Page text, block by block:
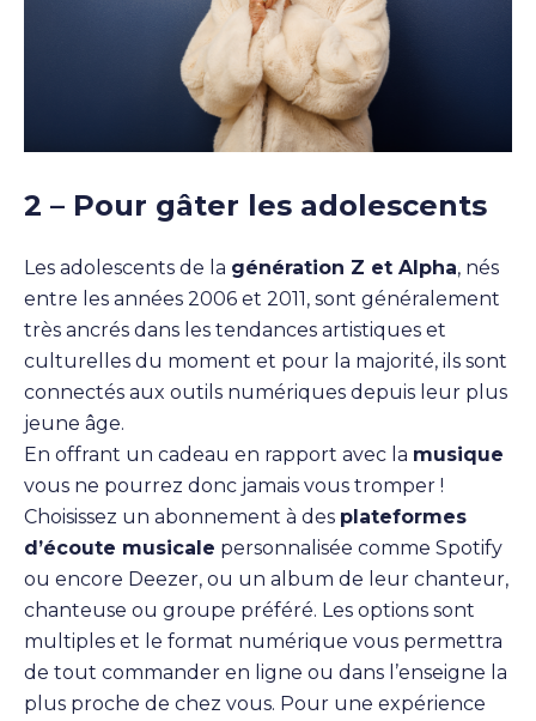
2 – Pour gâter les adolescents
Les adolescents de la génération Z et Alpha, nés
entre les années 2006 et 2011, sont généralement
très ancrés dans les tendances artistiques et
culturelles du moment et pour la majorité, ils sont
connectés aux outils numériques depuis leur plus
jeune âge.
En offrant un cadeau en rapport avec la musique
vous ne pourrez donc jamais vous tromper !
Choisissez un abonnement à des plateformes
d’écoute musicale personnalisée comme Spotify
ou encore Deezer, ou un album de leur chanteur,
chanteuse ou groupe préféré. Les options sont
multiples et le format numérique vous permettra
de tout commander en ligne ou dans l’enseigne la
plus proche de chez vous. Pour une expérience